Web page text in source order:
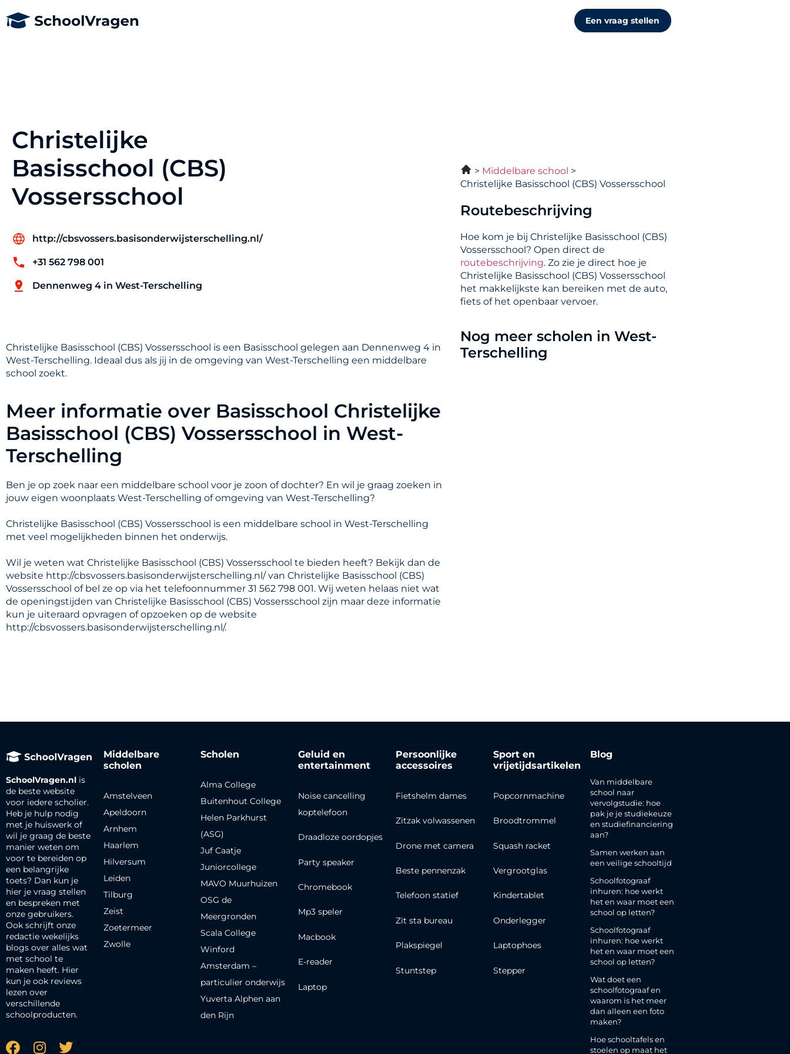
Een vraag stellen
Christelijke
Basisschool (CBS)
Vossersschool
http://cbsvossers.basisonderwijsterschelling.nl/
+31 562 798 001
Dennenweg 4 in West-Terschelling
Christelijke Basisschool (CBS) Vossersschool is een Basisschool gelegen aan Dennenweg 4 in
West-Terschelling. Ideaal dus als jij in de omgeving van West-Terschelling een middelbare
school zoekt.
Meer informatie over Basisschool Christelijke
Basisschool (CBS) Vossersschool in West-
Terschelling
Ben je op zoek naar een middelbare school voor je zoon of dochter? En wil je graag zoeken in
jouw eigen woonplaats West-Terschelling of omgeving van West-Terschelling?
Christelijke Basisschool (CBS) Vossersschool is een middelbare school in West-Terschelling
met veel mogelijkheden binnen het onderwijs.
Wil je weten wat Christelijke Basisschool (CBS) Vossersschool te bieden heeft? Bekijk dan de
website http://cbsvossers.basisonderwijsterschelling.nl/ van Christelijke Basisschool (CBS)
Vossersschool of bel ze op via het telefoonnummer 31 562 798 001. Wij weten helaas niet wat
de openingstijden van Christelijke Basisschool (CBS) Vossersschool zijn maar deze informatie
kun je uiteraard opvragen of opzoeken op de website
http://cbsvossers.basisonderwijsterschelling.nl/.
Middelbare school
Christelijke Basisschool (CBS) Vossersschool
Routebeschrijving
Hoe kom je bij Christelijke Basisschool (CBS)
Vossersschool? Open direct de
routebeschrijving. Zo zie je direct hoe je
Christelijke Basisschool (CBS) Vossersschool
het makkelijkste kan bereiken met de auto,
fiets of het openbaar vervoer.
Nog meer scholen in West-
Terschelling
SchoolVragen.nl is
de beste website
voor iedere scholier.
Heb je hulp nodig
met je huiswerk of
wil je graag de beste
manier weten om
voor te bereiden op
een belangrijke
toets? Dan kun je
hier je vraag stellen
en bespreken met
onze gebruikers.
Ook schrijft onze
redactie wekelijks
blogs over alles wat
met school te
maken heeft. Hier
kun je ook reviews
lezen over
verschillende
schoolproducten.
Middelbare
scholen
Amstelveen
Apeldoorn
Arnhem
Haarlem
Hilversum
Leiden
Tilburg
Zeist
Zoetermeer
Zwolle
Scholen
Alma College
Buitenhout College
Helen Parkhurst
(ASG)
Juf Caatje
Juniorcollege
MAVO Muurhuizen
OSG de
Meergronden
Scala College
Winford
Amsterdam –
particulier onderwijs
Yuverta Alphen aan
den Rijn
Geluid en
entertainment
Noise cancelling
koptelefoon
Draadloze oordopjes
Party speaker
Chromebook
Mp3 speler
Macbook
E-reader
Laptop
Persoonlijke
accessoires
Fietshelm dames
Zitzak volwassenen
Drone met camera
Beste pennenzak
Telefoon statief
Zit sta bureau
Plakspiegel
Stuntstep
Sport en
vrijetijdsartikelen
Popcornmachine
Broodtrommel
Squash racket
Vergrootglas
Kindertablet
Onderlegger
Laptophoes
Stepper
Blog
Van middelbare
school naar
vervolgstudie: hoe
pak je je studiekeuze
en studiefinanciering
aan?
Samen werken aan
een veilige schooltijd
Schoolfotograaf
inhuren: hoe werkt
het en waar moet een
school op letten?
Schoolfotograaf
inhuren: hoe werkt
het en waar moet een
school op letten?
Wat doet een
schoolfotograaf en
waarom is het meer
dan alleen een foto
maken?
Hoe schooltafels en
stoelen op maat het